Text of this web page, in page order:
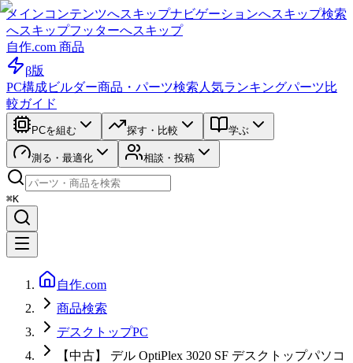
メインコンテンツへスキップナビゲーションへスキップ検索
へスキップフッターへスキップ
自作.com 商品
β版
PC構成ビルダー商品・パーツ検索 人気ランキングパーツ比
較ガイド
PCを組む 探す・比較 学ぶ
測る・最適化 相談・投稿
⌘K
自作.com
商品検索
デスクトップPC
【中古】 デル OptiPlex 3020 SF デスクトップパソコ